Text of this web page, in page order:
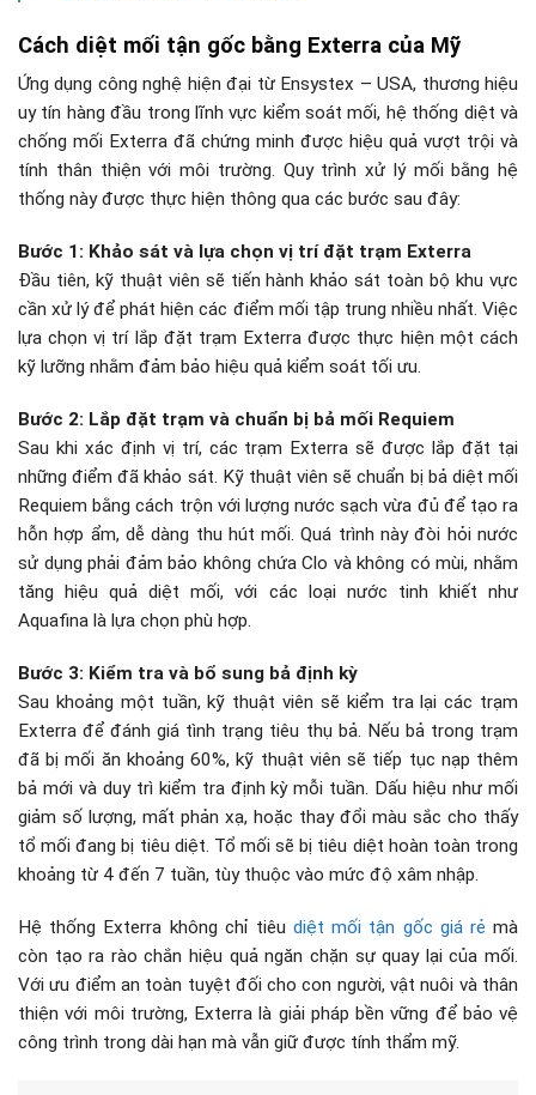
Cách diệt mối tận gốc bằng Exterra của Mỹ
Ứng dụng công nghệ hiện đại từ Ensystex – USA, thương hiệu
uy tín hàng đầu trong lĩnh vực kiểm soát mối, hệ thống diệt và
chống mối Exterra đã chứng minh được hiệu quả vượt trội và
tính thân thiện với môi trường. Quy trình xử lý mối bằng hệ
thống này được thực hiện thông qua các bước sau đây:
Bước 1: Khảo sát và lựa chọn vị trí đặt trạm Exterra
Đầu tiên, kỹ thuật viên sẽ tiến hành khảo sát toàn bộ khu vực
cần xử lý để phát hiện các điểm mối tập trung nhiều nhất. Việc
lựa chọn vị trí lắp đặt trạm Exterra được thực hiện một cách
kỹ lưỡng nhằm đảm bảo hiệu quả kiểm soát tối ưu.
Bước 2: Lắp đặt trạm và chuẩn bị bả mối Requiem
Sau khi xác định vị trí, các trạm Exterra sẽ được lắp đặt tại
những điểm đã khảo sát. Kỹ thuật viên sẽ chuẩn bị bả diệt mối
Requiem bằng cách trộn với lượng nước sạch vừa đủ để tạo ra
hỗn hợp ẩm, dễ dàng thu hút mối. Quá trình này đòi hỏi nước
sử dụng phải đảm bảo không chứa Clo và không có mùi, nhằm
tăng hiệu quả diệt mối, với các loại nước tinh khiết như
Aquafina là lựa chọn phù hợp.
Bước 3: Kiểm tra và bổ sung bả định kỳ
Sau khoảng một tuần, kỹ thuật viên sẽ kiểm tra lại các trạm
Exterra để đánh giá tình trạng tiêu thụ bả. Nếu bả trong trạm
đã bị mối ăn khoảng 60%, kỹ thuật viên sẽ tiếp tục nạp thêm
bả mới và duy trì kiểm tra định kỳ mỗi tuần. Dấu hiệu như mối
giảm số lượng, mất phản xạ, hoặc thay đổi màu sắc cho thấy
tổ mối đang bị tiêu diệt. Tổ mối sẽ bị tiêu diệt hoàn toàn trong
khoảng từ 4 đến 7 tuần, tùy thuộc vào mức độ xâm nhập.
Hệ thống Exterra không chỉ tiêu diệt mối tận gốc giá rẻ mà
còn tạo ra rào chắn hiệu quả ngăn chặn sự quay lại của mối.
Với ưu điểm an toàn tuyệt đối cho con người, vật nuôi và thân
thiện với môi trường, Exterra là giải pháp bền vững để bảo vệ
công trình trong dài hạn mà vẫn giữ được tính thẩm mỹ.